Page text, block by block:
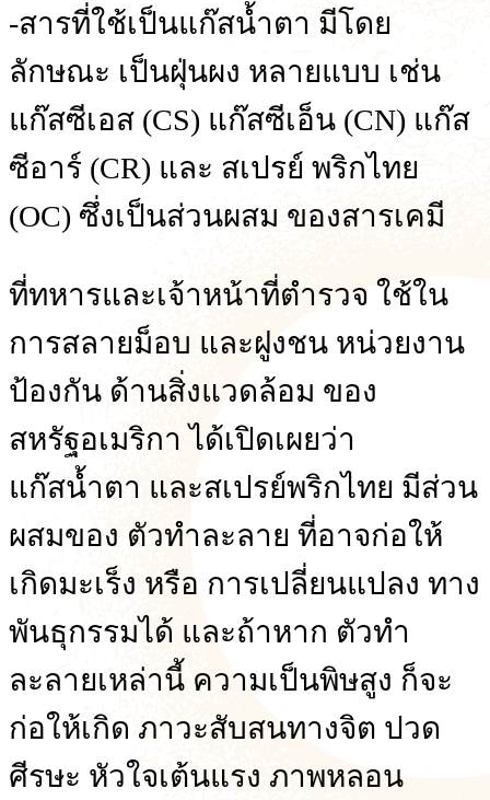
-สารที่ใช้เป็นแก๊สน้ำตา มีโดย
ลักษณะ เป็นฝุ่นผง หลายแบบ เช่น
แก๊สซีเอส (CS) แก๊สซีเอ็น (CN) แก๊ส
ซีอาร์ (CR) และ สเปรย์ พริกไทย
(OC) ซึ่งเป็นส่วนผสม ของสารเคมี
ที่ทหารและเจ้าหน้าที่ตำรวจ ใช้ใน
การสลายม็อบ และฝูงชน หน่วยงาน
ป้องกัน ด้านสิ่งแวดล้อม ของ
สหรัฐอเมริกา ได้เปิดเผยว่า
แก๊สน้ำตา และสเปรย์พริกไทย มีส่วน
ผสมของ ตัวทำละลาย ที่อาจก่อให้
เกิดมะเร็ง หรือ การเปลี่ยนแปลง ทาง
พันธุกรรมได้ และถ้าหาก ตัวทำ
ละลายเหล่านี้ ความเป็นพิษสูง ก็จะ
ก่อให้เกิด ภาวะสับสนทางจิต ปวด
ศีรษะ หัวใจเต้นแรง ภาพหลอน